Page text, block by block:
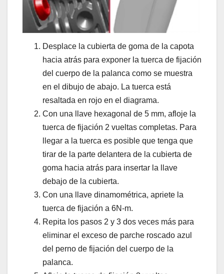
Desplace la cubierta de goma de la capota
hacia atrás para exponer la tuerca de fijación
del cuerpo de la palanca como se muestra
en el dibujo de abajo. La tuerca está
resaltada en rojo en el diagrama.
Con una llave hexagonal de 5 mm, afloje la
tuerca de fijación 2 vueltas completas. Para
llegar a la tuerca es posible que tenga que
tirar de la parte delantera de la cubierta de
goma hacia atrás para insertar la llave
debajo de la cubierta.
Con una llave dinamométrica, apriete la
tuerca de fijación a 6N-m.
Repita los pasos 2 y 3 dos veces más para
eliminar el exceso de parche roscado azul
del perno de fijación del cuerpo de la
palanca.